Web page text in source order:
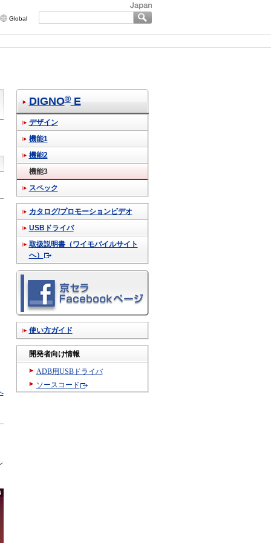
Global
DIGNO®E
デザイン
機能1
機能2
機能3
スペック
カタログ/プロモーションビデオ
USBドライバ
取扱説明書（ワイモバイルサイト
へ）
使い方ガイド
開発者向け情報
ADB用USBドライバ
ソースコード